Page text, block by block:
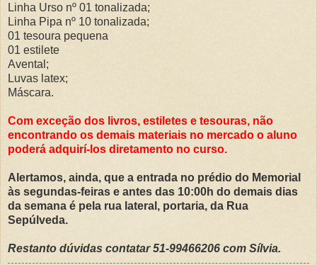
Linha Urso nº 01 tonalizada;
Linha Pipa nº 10 tonalizada;
01 tesoura pequena
01 estilete
Avental;
Luvas latex;
Máscara.
Com exceção dos livros, estiletes e tesouras, não
encontrando os demais materiais no mercado o aluno
poderá adquirí-los diretamento no curso.
Alertamos, ainda, que a entrada no prédio do Memorial
às segundas-feiras e antes das 10:00h do demais dias
da semana é pela rua lateral, portaria, da Rua
Sepúlveda.
Restanto dúvidas contatar 51-99466206 com Sílvia.